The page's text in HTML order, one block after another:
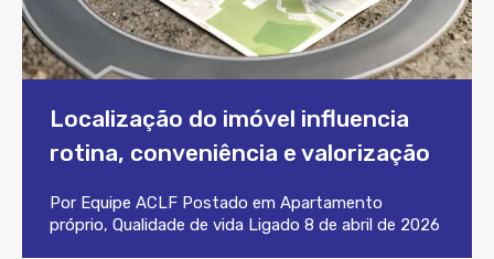
Localização do imóvel influencia
rotina, conveniência e valorização
Por Equipe ACLF Postado em Apartamento
próprio, Qualidade de vida Ligado 8 de abril de 2026